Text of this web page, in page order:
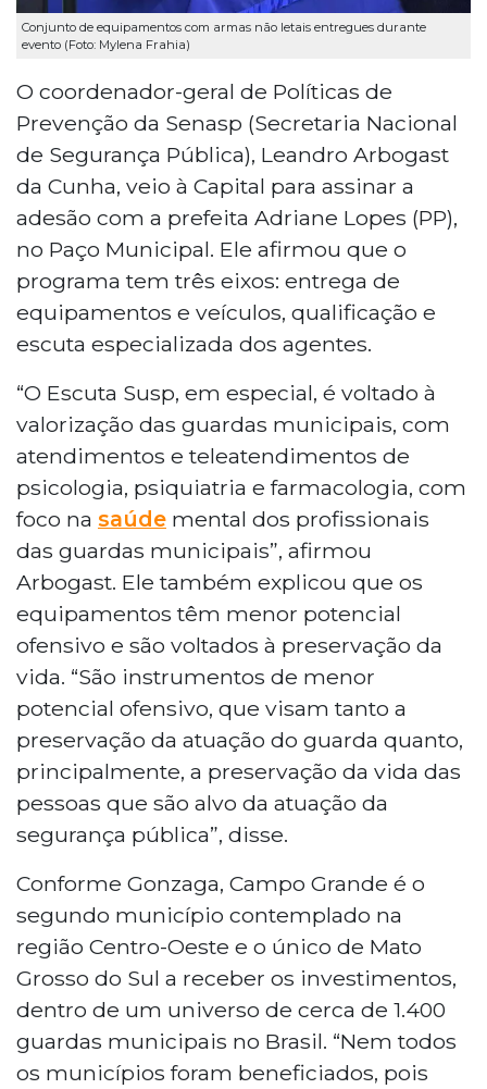
Conjunto de equipamentos com armas não letais entregues durante
evento (Foto: Mylena Frahia)
O coordenador-geral de Políticas de
Prevenção da Senasp (Secretaria Nacional
de Segurança Pública), Leandro Arbogast
da Cunha, veio à Capital para assinar a
adesão com a prefeita Adriane Lopes (PP),
no Paço Municipal. Ele afirmou que o
programa tem três eixos: entrega de
equipamentos e veículos, qualificação e
escuta especializada dos agentes.
“O Escuta Susp, em especial, é voltado à
valorização das guardas municipais, com
atendimentos e teleatendimentos de
psicologia, psiquiatria e farmacologia, com
foco na saúde mental dos profissionais
das guardas municipais”, afirmou
Arbogast. Ele também explicou que os
equipamentos têm menor potencial
ofensivo e são voltados à preservação da
vida. “São instrumentos de menor
potencial ofensivo, que visam tanto a
preservação da atuação do guarda quanto,
principalmente, a preservação da vida das
pessoas que são alvo da atuação da
segurança pública”, disse.
Conforme Gonzaga, Campo Grande é o
segundo município contemplado na
região Centro-Oeste e o único de Mato
Grosso do Sul a receber os investimentos,
dentro de um universo de cerca de 1.400
guardas municipais no Brasil. “Nem todos
os municípios foram beneficiados, pois